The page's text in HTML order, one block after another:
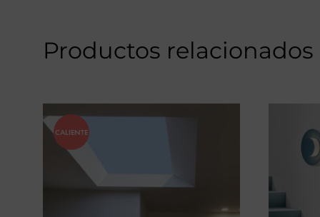
Productos relacionados
CALIENTE